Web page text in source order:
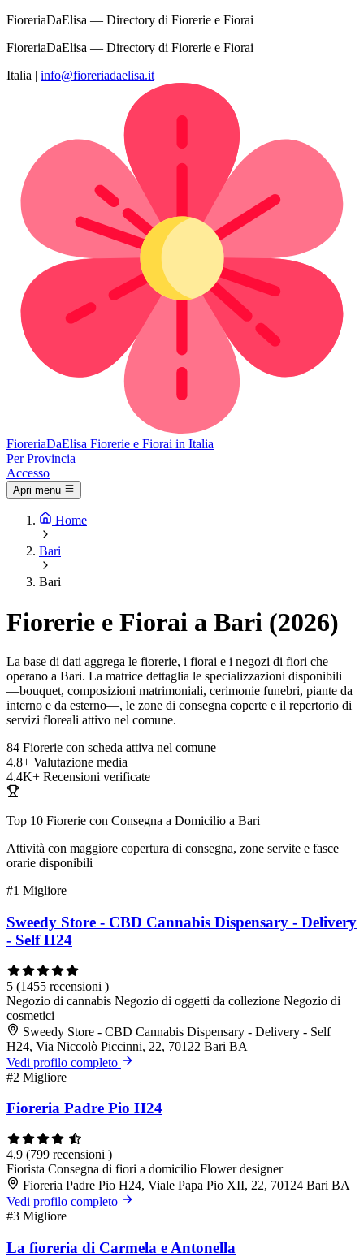
FioreriaDaElisa — Directory di Fiorerie e Fiorai
FioreriaDaElisa — Directory di Fiorerie e Fiorai
Italia | info@fioreriadaelisa.it
FioreriaDaElisa Fiorerie e Fiorai in Italia
Per Provincia
Accesso
Apri menu
Home
Bari
Bari
Fiorerie e Fiorai a Bari (2026)
La base di dati aggrega le fiorerie, i fiorai e i negozi di fiori che
operano a Bari. La matrice dettaglia le specializzazioni disponibili
—bouquet, composizioni matrimoniali, cerimonie funebri, piante da
interno e da esterno—, le zone di consegna coperte e il repertorio di
servizi floreali attivo nel comune.
84 Fiorerie con scheda attiva nel comune
4.8+ Valutazione media
4.4K+ Recensioni verificate
Top 10 Fiorerie con Consegna a Domicilio a Bari
Attività con maggiore copertura di consegna, zone servite e fasce
orarie disponibili
#1 Migliore
Sweedy Store - CBD Cannabis Dispensary - Delivery
- Self H24
5 (1455 recensioni )
Negozio di cannabis Negozio di oggetti da collezione Negozio di
cosmetici
Sweedy Store - CBD Cannabis Dispensary - Delivery - Self
H24, Via Niccolò Piccinni, 22, 70122 Bari BA
Vedi profilo completo
#2 Migliore
Fioreria Padre Pio H24
4.9 (799 recensioni )
Fiorista Consegna di fiori a domicilio Flower designer
Fioreria Padre Pio H24, Viale Papa Pio XII, 22, 70124 Bari BA
Vedi profilo completo
#3 Migliore
La fioreria di Carmela e Antonella